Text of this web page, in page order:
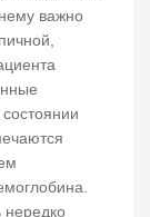
важно
нередко